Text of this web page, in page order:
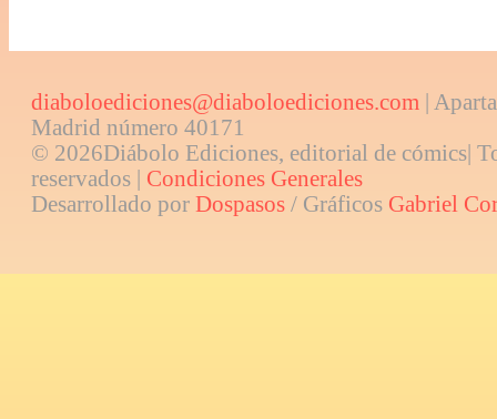
diaboloediciones@diaboloediciones.com |
Madrid número 40171
© 2026Diábolo Ediciones, editorial de cómics|
reservados | Condiciones Generales
Desarrollado por Dospasos / Gráficos Gabriel